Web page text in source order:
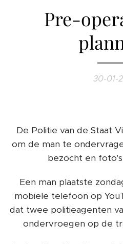
Pre-
30-01-
De Politie van de Staat
om de man te
bezocht en
Een man plaatste
mobiele telefoon op
dat twee politieagenten
ondervroegen op de